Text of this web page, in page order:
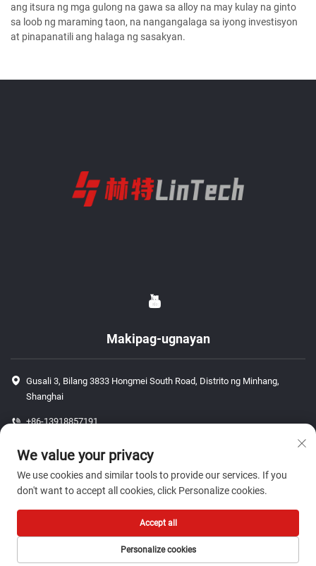
ang itsura ng mga gulong na gawa sa alloy na may kulay na ginto
sa loob ng maraming taon, na nangangalaga sa iyong investisyon
at pinapanatili ang halaga ng sasakyan.
Makipag-ugnayan
Gusali 3, Bilang 3833 Hongmei South Road, Distrito ng Minhang,
Shanghai
+86-13918857191
[email protected]
Copyright © 2026 ShangHai J P Auto Parts Co., Ltd. Lahat ng karapatan ay
Patakaran sa Pagkakapribado
We value your privacy
We use cookies and similar tools to provide our services. If you
don't want to accept all cookies, click Personalize cookies.
Personalize cookies
Accept all